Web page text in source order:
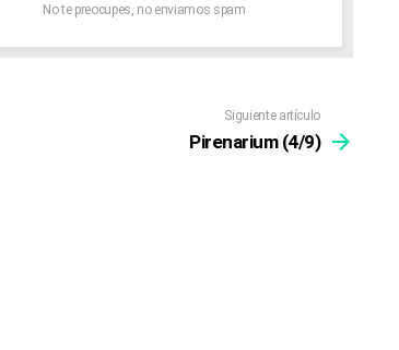
No te preocupes, no enviamos spam
Siguiente artículo
Pirenarium (4/9)